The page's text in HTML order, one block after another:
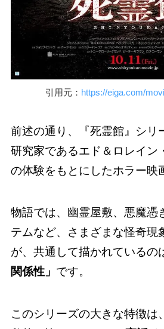
引用元： https://eiga.com/
前述の通り、『死霊館』シリ
研究家であるエド＆ロレイン
の体験をもとにしたホラー映
物語では、幽霊屋敷、悪魔憑
テムなど、さまざまな怪奇現
が、共通して描かれているの
関係性」 です。
このシリーズの大きな特徴は